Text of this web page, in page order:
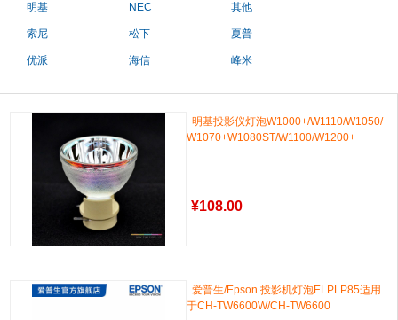
明基 NEC 其他
索尼 松下 夏普
优派 海信 峰米
明基投影仪灯泡W1000+/W1110/W1050/
W1070+W1080ST/W1100/W1200+
¥108.00
爱普生/Epson 投影机灯泡ELPLP85适用
于CH-TW6600W/CH-TW6600